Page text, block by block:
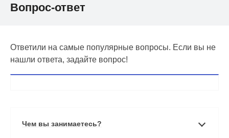
Вопрос-ответ
Ответили на самые популярные вопросы. Если вы не
нашли ответа, задайте вопрос!
Чем вы занимаетесь?